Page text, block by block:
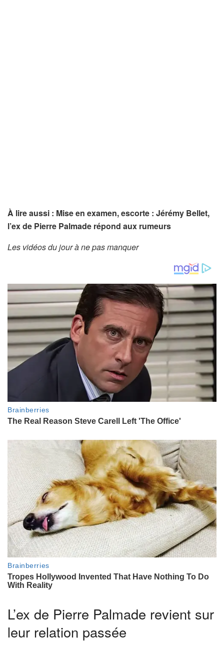
À lire aussi : Mise en examen, escorte : Jérémy Bellet,
l’ex de Pierre Palmade répond aux rumeurs
Les vidéos du jour à ne pas manquer
L’ex de Pierre Palmade revient sur
leur relation passée